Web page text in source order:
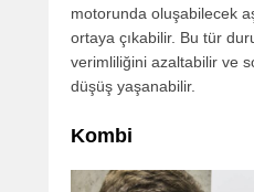
motorunda oluşabilecek
ortaya çıkabilir. Bu tür
verimliliğini azaltabilir ve
düşüş yaşanabilir.
Kombi